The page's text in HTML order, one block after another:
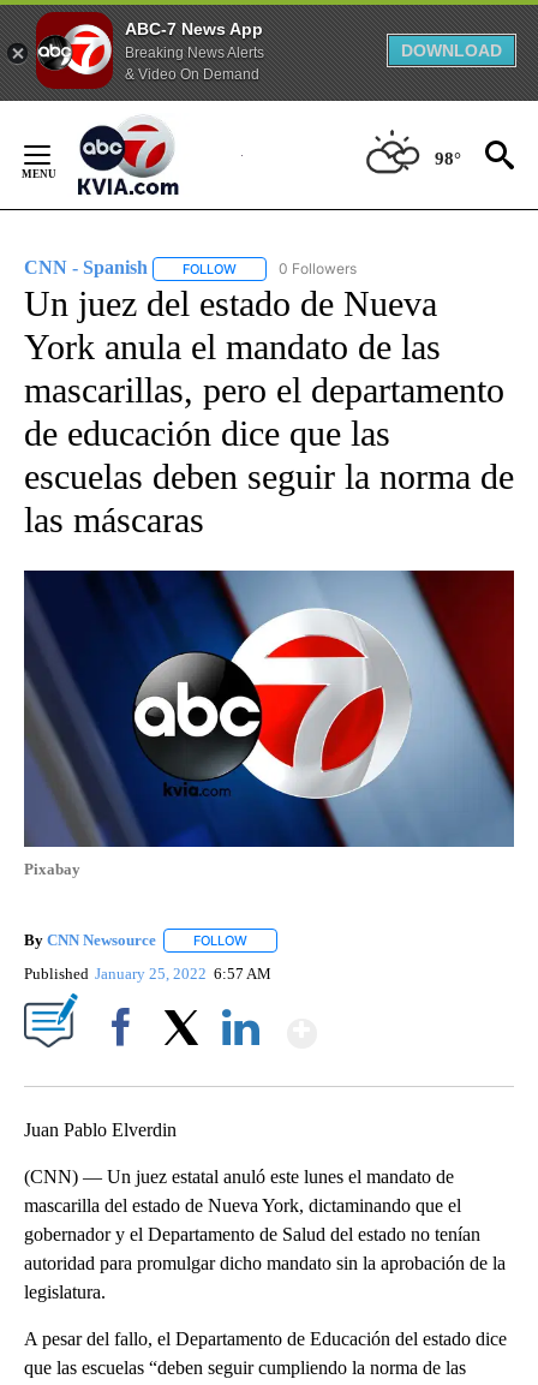
ABC-7 News App
Breaking News Alerts
& Video On Demand
DOWNLOAD
Content
98°
CNN - Spanish FOLLOW FOLLOW "CNN - SPANISH" TO RECEIVE
0 Followers
Un juez del estado de Nueva
York anula el mandato de las
mascarillas, pero el departamento
de educación dice que las
escuelas deben seguir la norma de
las máscaras
Pixabay
By CNN Newsource FOLLOW
Published January 25, 2022 6:57 AM
Juan Pablo Elverdin
(CNN) — Un juez estatal anuló este lunes el mandato de
mascarilla del estado de Nueva York, dictaminando que el
gobernador y el Departamento de Salud del estado no tenían
autoridad para promulgar dicho mandato sin la aprobación de la
legislatura.
A pesar del fallo, el Departamento de Educación del estado dice
que las escuelas “deben seguir cumpliendo la norma de las